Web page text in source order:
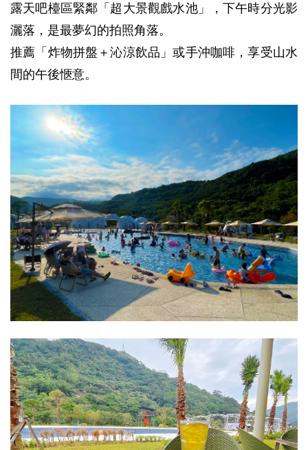
露天吧檯區緊鄰「超大景觀戲水池」，下午時分光影
灑落，是最夢幻的拍照角落。
推薦「炸物拼盤＋沁涼飲品」或手沖咖啡，享受山水
間的午後愜意。